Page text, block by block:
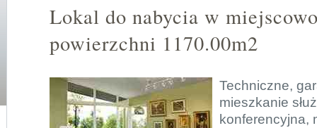
Lokal do nabycia w
powierzchni 1170.00m2
Techniczne,
mieszkanie
konferencyjna,